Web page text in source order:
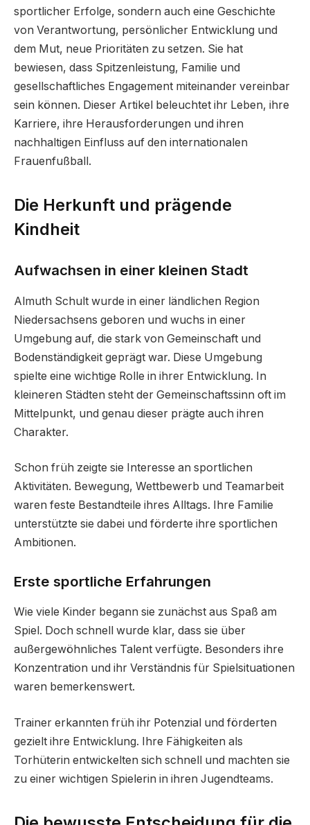
sportlicher Erfolge, sondern auch eine Geschichte
von Verantwortung, persönlicher Entwicklung und
dem Mut, neue Prioritäten zu setzen. Sie hat
bewiesen, dass Spitzenleistung, Familie und
gesellschaftliches Engagement miteinander vereinbar
sein können. Dieser Artikel beleuchtet ihr Leben, ihre
Karriere, ihre Herausforderungen und ihren
nachhaltigen Einfluss auf den internationalen
Frauenfußball.
Die Herkunft und prägende
Kindheit
Aufwachsen in einer kleinen Stadt
Almuth Schult wurde in einer ländlichen Region
Niedersachsens geboren und wuchs in einer
Umgebung auf, die stark von Gemeinschaft und
Bodenständigkeit geprägt war. Diese Umgebung
spielte eine wichtige Rolle in ihrer Entwicklung. In
kleineren Städten steht der Gemeinschaftssinn oft im
Mittelpunkt, und genau dieser prägte auch ihren
Charakter.
Schon früh zeigte sie Interesse an sportlichen
Aktivitäten. Bewegung, Wettbewerb und Teamarbeit
waren feste Bestandteile ihres Alltags. Ihre Familie
unterstützte sie dabei und förderte ihre sportlichen
Ambitionen.
Erste sportliche Erfahrungen
Wie viele Kinder begann sie zunächst aus Spaß am
Spiel. Doch schnell wurde klar, dass sie über
außergewöhnliches Talent verfügte. Besonders ihre
Konzentration und ihr Verständnis für Spielsituationen
waren bemerkenswert.
Trainer erkannten früh ihr Potenzial und förderten
gezielt ihre Entwicklung. Ihre Fähigkeiten als
Torhüterin entwickelten sich schnell und machten sie
zu einer wichtigen Spielerin in ihren Jugendteams.